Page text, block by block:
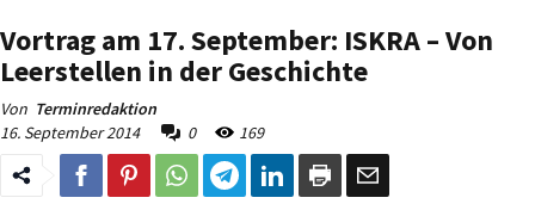
Vortrag am 17. September: ISKRA – Von
Leerstellen in der Geschichte
Von Terminredaktion
16. September 2014
0 169